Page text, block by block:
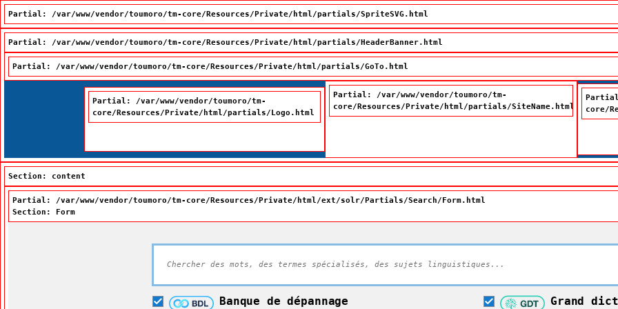
Partial: /var/www/vendor/toumoro/tm-core/Resources/Private/html/partials/SpriteSVG.html
Partial: /var/www/vendor/toumoro/tm-core/Resources/Private/html/partials/HeaderBanner.html
Partial: /var/www/vendor/toumoro/tm-core/Resources/Private/html/partials/GoTo.html
Passer à la recherche
Passer au contenu
Passer à la navigation
Partial: /var/www/vendor/toumoro/tm-
core/Resources/Private/html/partials/Logo.html
Partial: /var/www/vendor/toumoro/tm-
core/Resources/Private/html/partials/SiteName.html
core/
Section: content
Partial: /var/www/vendor/toumoro/tm-core/Resources/Private/html/ext/solr/Partials/Search/Form.html
Section: Form
Rechercher dans tout
Banque de dépannage
Grand
Grand dictionnaire terminologique